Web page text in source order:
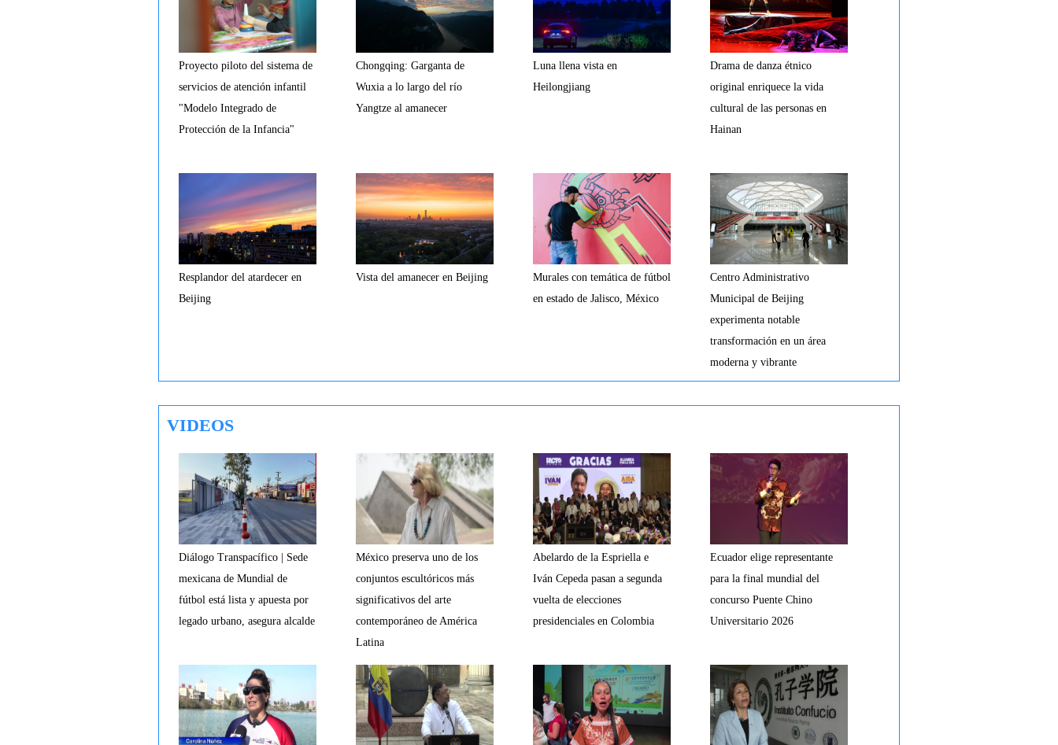
Proyecto piloto del sistema de
servicios de atención infantil
"Modelo Integrado de
Protección de la Infancia"
Chongqing: Garganta de
Wuxia a lo largo del río
Yangtze al amanecer
Luna llena vista en
Heilongjiang
Drama de danza étnico
original enriquece la vida
cultural de las personas en
Hainan
Resplandor del atardecer en
Beijing
Vista del amanecer en Beijing
Murales con temática de fútbol
en estado de Jalisco, México
Centro Administrativo
Municipal de Beijing
experimenta notable
transformación en un área
moderna y vibrante
VIDEOS
Diálogo Transpacífico | Sede
mexicana de Mundial de
fútbol está lista y apuesta por
legado urbano, asegura alcalde
México preserva uno de los
conjuntos escultóricos más
significativos del arte
contemporáneo de América
Latina
Abelardo de la Espriella e
Iván Cepeda pasan a segunda
vuelta de elecciones
presidenciales en Colombia
Ecuador elige representante
para la final mundial del
concurso Puente Chino
Universitario 2026